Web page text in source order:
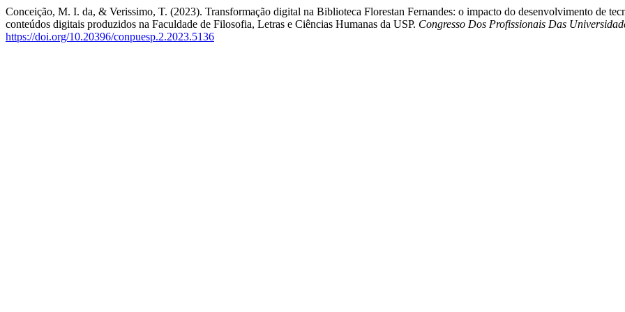
Conceição, M. I. da, & Verissimo, T. (2023). Transformação digital na Biblioteca Florestan Fernandes: o impacto do desenvolvimento de
conteúdos digitais produzidos na Faculdade de Filosofia, Letras e Ciências Humanas da USP. Congresso Dos Profissionais Das
https://doi.org/10.20396/conpuesp.2.2023.5136